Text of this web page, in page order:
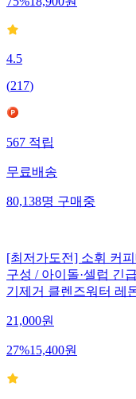
4.5
(217)
567 적립
무료배송
80,138명 구매중
[최저가도전] 소휘 커
구성 / 아이돌·셀럽 긴
기제거 클렌즈워터 레
21,000원
27%15,400원